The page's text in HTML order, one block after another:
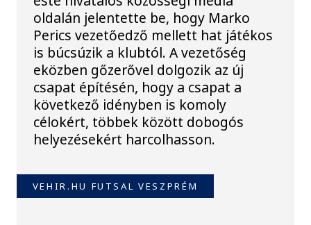
oldalán jelentette be, hogy Marko
Perics vezetőedző mellett hat játékos
is búcsúzik a klubtól. A vezetőség
eközben gőzerővel dolgozik az új
csapat építésén, hogy a csapat a
következő idényben is komoly
célokért, többek között dobogós
helyezésekért harcolhasson.
VEHIR.HU FUTSAL VESZPRÉM